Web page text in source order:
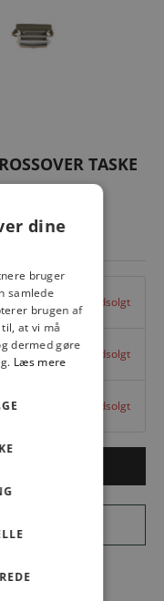
TASKE
Udsolgt
Udsolgt
Udsolgt
dine
bruger
samlede
brugen af
at vi må
dermed gøre
Læs mere